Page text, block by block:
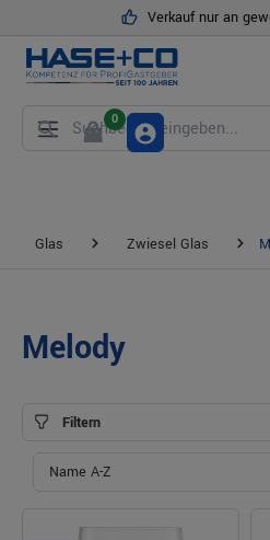
Verkauf nur an
0
Glas Zwiesel Glas
Melody
Filtern